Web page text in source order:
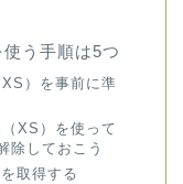
う手順は5つ
）を事前に準
XS）を使って
除しておこう
取得する